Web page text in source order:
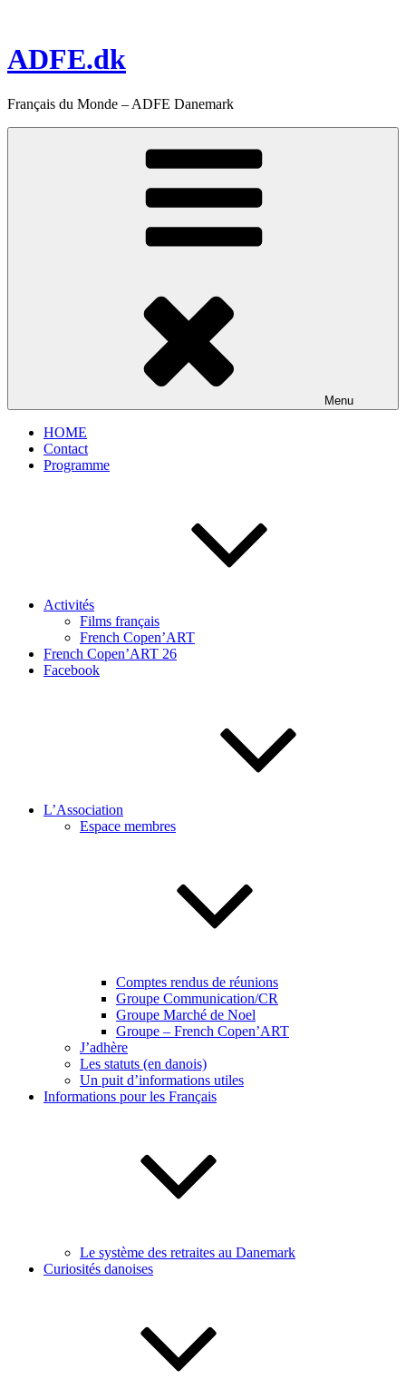
contenu
principal
ADFE.dk
Français du Monde – ADFE Danemark
Menu
HOME
Contact
Programme
Activités
Films français
French Copen’ART
French Copen’ART 26
Facebook
L’Association
Espace membres
Comptes rendus de réunions
Groupe Communication/CR
Groupe Marché de Noel
Groupe – French Copen’ART
J’adhère
Les statuts (en danois)
Un puit d’informations utiles
Informations pour les Français
Le système des retraites au Danemark
Curiosités danoises